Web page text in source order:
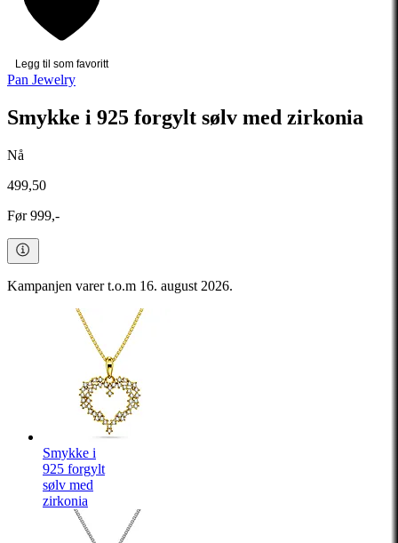
Legg til som favoritt
Pan Jewelry
Smykke i 925 forgylt sølv med zirkonia
Nå
499,50
Før 999,-
Kampanjen varer t.o.m 16. august 2026.
Smykke i
925 forgylt
sølv med
zirkonia